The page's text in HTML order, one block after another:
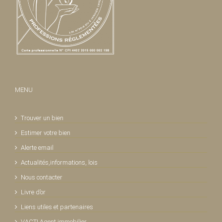
MENU
Trouver un bien
Estimer votre bien
Alerte email
Actualités,informations, lois
Nous contacter
Livre d’or
Liens utiles et partenaires